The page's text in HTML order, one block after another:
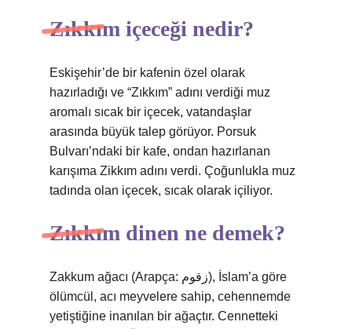
Zıkkım içeceği nedir?
Eskişehir’de bir kafenin özel olarak
hazırladığı ve “Zıkkım” adını verdiği muz
aromalı sıcak bir içecek, vatandaşlar
arasında büyük talep görüyor. Porsuk
Bulvarı’ndaki bir kafe, ondan hazırlanan
karışıma Zikkım adını verdi. Çoğunlukla muz
tadında olan içecek, sıcak olarak içiliyor.
Zıkkım dinen ne demek?
Zakkum ağacı (Arapça: زقوم), İslam’a göre
ölümcül, acı meyvelere sahip, cehennemde
yetiştiğine inanılan bir ağaçtır. Cennetteki